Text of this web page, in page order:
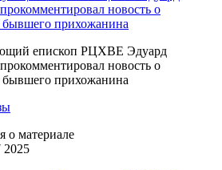
епископ РЦХВЕ Эдуард
новость о
бывшего прихожанина
о материале
2025